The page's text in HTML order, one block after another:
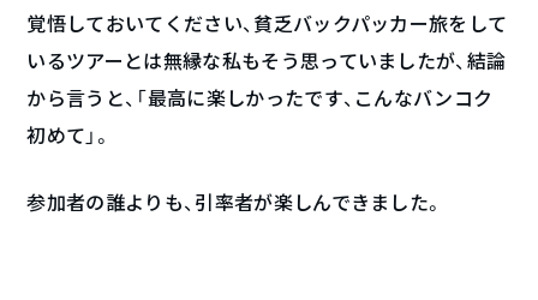
覚悟しておいてください、貧乏バックパッカー旅をして
いるツアーとは無縁な私もそう思っていましたが、結論
から言うと、「最高に楽しかったです、こんなバンコク
初めて」。
参加者の誰よりも、引率者が楽しんできました。